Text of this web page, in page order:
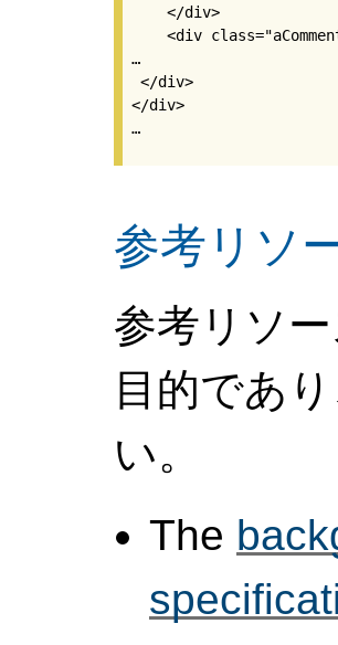
    </div>
<div
…
</div>
</div>
…
参考リソ
参考リソ
目的であ
い。
The